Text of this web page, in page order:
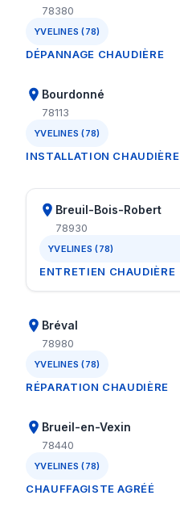
78380
YVELINES (78)
DÉPANNAGE CHAUDIÈRE
Bourdonné
78113
YVELINES (78)
INSTALLATION CHAUDIÈRE
Breuil-Bois-Robert
78930
YVELINES (78)
ENTRETIEN CHAUDIÈRE
Bréval
78980
YVELINES (78)
RÉPARATION CHAUDIÈRE
Brueil-en-Vexin
78440
YVELINES (78)
CHAUFFAGISTE AGRÉÉ